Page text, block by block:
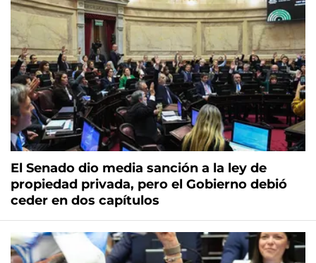
El Senado dio media sanción a la ley de
propiedad privada, pero el Gobierno debió
ceder en dos capítulos